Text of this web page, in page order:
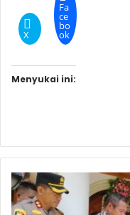
X
Fa
ce
bo
ok
Menyukai ini: